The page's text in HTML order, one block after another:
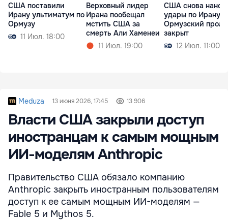
США поставили
Ирану ультиматум по
Ормузу
11 Июл. 18:00
Верховный лидер
Ирана пообещал
мстить США за
смерть Али Хаменеи
11 Июл. 19:00
США снова
удары по Ирану:
Ормузский
закрыт
12 Июл. 11:00
Meduza 13 июня 2026, 17:45 13 906
Власти США закрыли доступ
иностранцам к самым мощным
ИИ-моделям Anthropic
Правительство США обязало компанию
Anthropic закрыть иностранным пользователям
доступ к ее самым мощным ИИ-моделям —
Fable 5 и Mythos 5.